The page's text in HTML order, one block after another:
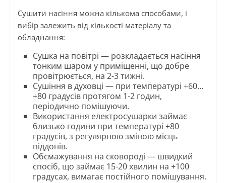
Сушити насіння можна кількома способами, і
вибір залежить від кількості матеріалу та
обладнання:
Сушка на повітрі — розкладається насіння
тонким шаром у приміщенні, що добре
провітрюється, на 2-3 тижні.
Сушіння в духовці — при температурі +60…
+80 градусів протягом 1-2 годин,
періодично помішуючи.
Використання електросушарки займає
близько години при температурі +80
градусів, з регулярною зміною місць
піддонів.
Обсмажування на сковороді — швидкий
спосіб, що займає 15-20 хвилин на +100
градусах, вимагає постійного помішування.